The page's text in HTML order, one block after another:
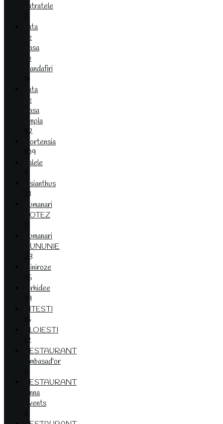
patratele
Fata
de
masa
cu
trandafiri
14
Fata
de
masa
simpla
92
Hortensia
109
Lalele
Lisianthus
73
Lumanari
BOTEZ
Lumanari
CUNUNIE
23
Miniroze
75
Orhidee
39
PITESTI
15
PLOIESTI
12
RESTAURANT
Ambasad'or
RESTAURANT
Anna
Events